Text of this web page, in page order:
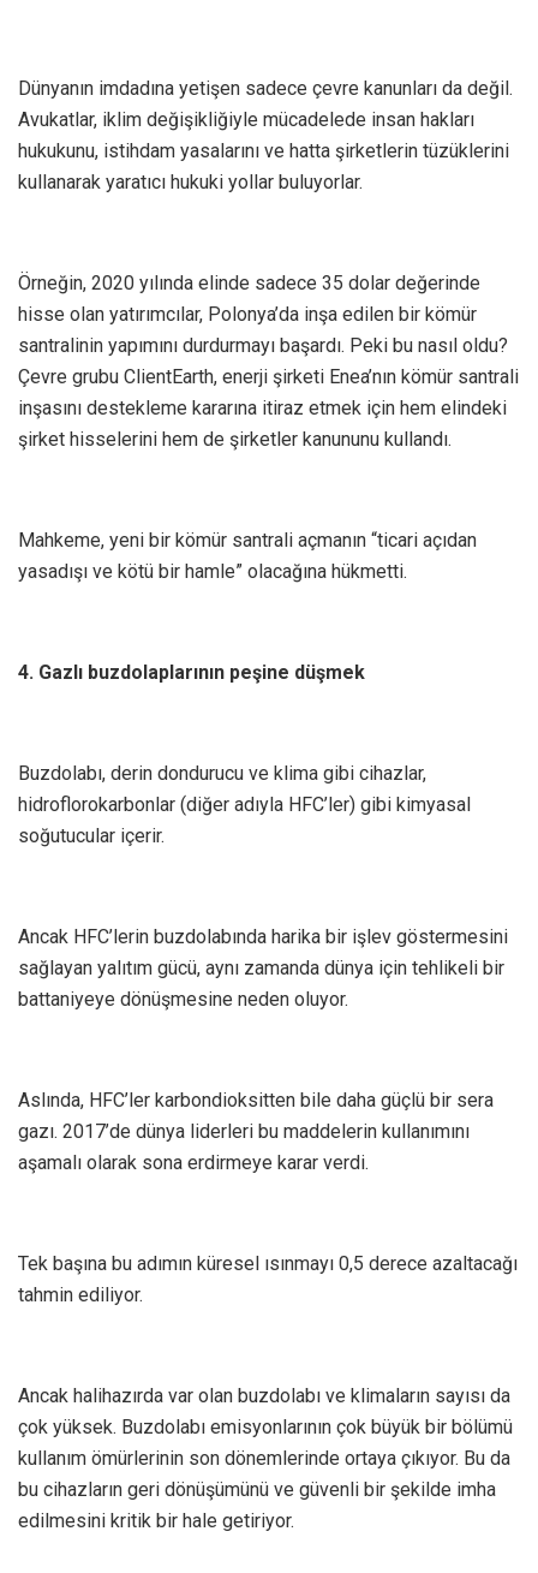
Dünyanın imdadına yetişen sadece çevre kanunları da değil.
Avukatlar, iklim değişikliğiyle mücadelede insan hakları
hukukunu, istihdam yasalarını ve hatta şirketlerin tüzüklerini
kullanarak yaratıcı hukuki yollar buluyorlar.
Örneğin, 2020 yılında elinde sadece 35 dolar değerinde
hisse olan yatırımcılar, Polonya’da inşa edilen bir kömür
santralinin yapımını durdurmayı başardı. Peki bu nasıl oldu?
Çevre grubu ClientEarth, enerji şirketi Enea’nın kömür santrali
inşasını destekleme kararına itiraz etmek için hem elindeki
şirket hisselerini hem de şirketler kanununu kullandı.
Mahkeme, yeni bir kömür santrali açmanın “ticari açıdan
yasadışı ve kötü bir hamle” olacağına hükmetti.
4. Gazlı buzdolaplarının peşine düşmek
Buzdolabı, derin dondurucu ve klima gibi cihazlar,
hidroflorokarbonlar (diğer adıyla HFC’ler) gibi kimyasal
soğutucular içerir.
Ancak HFC’lerin buzdolabında harika bir işlev göstermesini
sağlayan yalıtım gücü, aynı zamanda dünya için tehlikeli bir
battaniyeye dönüşmesine neden oluyor.
Aslında, HFC’ler karbondioksitten bile daha güçlü bir sera
gazı. 2017’de dünya liderleri bu maddelerin kullanımını
aşamalı olarak sona erdirmeye karar verdi.
Tek başına bu adımın küresel ısınmayı 0,5 derece azaltacağı
tahmin ediliyor.
Ancak halihazırda var olan buzdolabı ve klimaların sayısı da
çok yüksek. Buzdolabı emisyonlarının çok büyük bir bölümü
kullanım ömürlerinin son dönemlerinde ortaya çıkıyor. Bu da
bu cihazların geri dönüşümünü ve güvenli bir şekilde imha
edilmesini kritik bir hale getiriyor.